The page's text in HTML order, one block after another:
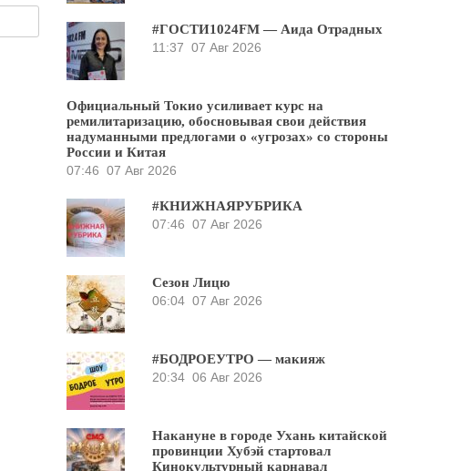
#ГОСТИ1024FM — Аида Отрадных
11:37 07 Авг 2026
Официальный Токио усиливает курс на
ремилитаризацию, обосновывая свои действия
надуманными предлогами о «угрозах» со стороны
России и Китая
07:46 07 Авг 2026
#КНИЖНАЯРУБРИКА
07:46 07 Авг 2026
Сезон Лицю
06:04 07 Авг 2026
#БОДРОЕУТРО — макияж
20:34 06 Авг 2026
Накануне в городе Ухань китайской
провинции Хубэй стартовал
Кинокультурный карнавал